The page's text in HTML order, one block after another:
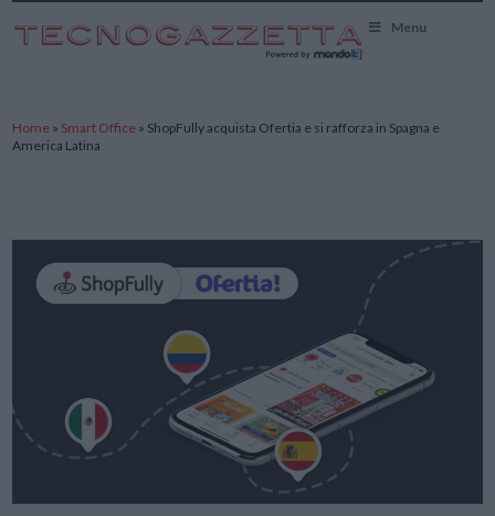
Menu
Home » Smart Office » ShopFully acquista Ofertia e si rafforza in Spagna e
America Latina